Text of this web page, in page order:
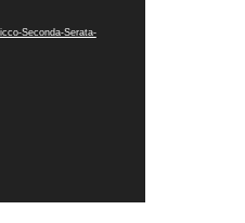
Seconda-Serata-